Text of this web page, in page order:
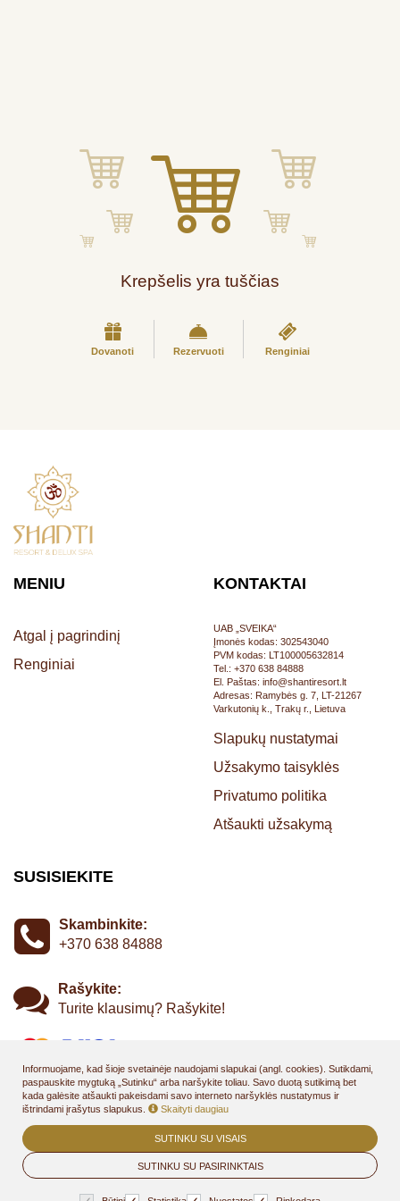
Krepšelis yra tuščias
Dovanoti Rezervuoti Renginiai
MENIU
Atgal į pagrindinį
Renginiai
KONTAKTAI
UAB „SVEIKA“
Įmonės kodas: 302543040
PVM kodas: LT100005632814
Tel.: +370 638 84888
El. Paštas: info@shantiresort.lt
Adresas: Ramybės g. 7, LT-21267
Varkutonių k., Trakų r., Lietuva
Slapukų nustatymai
Užsakymo taisyklės
Privatumo politika
Atšaukti užsakymą
SUSISIEKITE
Skambinkite:
+370 638 84888
Rašykite:
Turite klausimų? Rašykite!
© 2026SHANTI resort - rezervavimo internetu ir dovanų kuponų
sistema. Visos teisės saugomos
BookingRobot 2.0
Informuojame, kad šioje svetainėje naudojami slapukai (angl. cookies). Sutikdami,
paspauskite mygtuką „Sutinku“ arba naršykite toliau. Savo duotą sutikimą bet
kada galėsite atšaukti pakeisdami savo interneto naršyklės nustatymus ir
ištrindami įrašytus slapukus.
Skaityti daugiau
SUTINKU SU VISAIS
SUTINKU SU PASIRINKTAIS